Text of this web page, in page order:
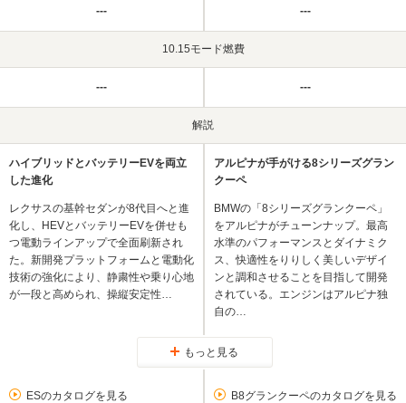
--- ---
10.15モード燃費
--- ---
解説
ハイブリッドとバッテリーEVを両立
した進化
レクサスの基幹セダンが8代目へと進
化し、HEVとバッテリーEVを併せも
つ電動ラインアップで全面刷新され
た。新開発プラットフォームと電動化
技術の強化により、静粛性や乗り心地
が一段と高められ、操縦安定性…
アルピナが手がける8シリーズグラン
クーペ
BMWの「8シリーズグランクーペ」
をアルピナがチューンナップ。最高
水準のパフォーマンスとダイナミク
ス、快適性をりりしく美しいデザイ
ンと調和させることを目指して開発
されている。エンジンはアルピナ独
自の…
もっと見る
ESのカタログを見る B8グランクーペのカタログを見る